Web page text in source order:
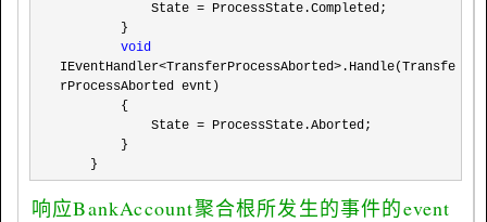
            State
= ProcessState.Completed;
void
IEventHandler<TransferProcessAborted> .Handle(Transfe
rProcessAborted evnt)
            State
= ProcessState.Aborted;
    }
响应BankAccount聚合根所发生的事件的event